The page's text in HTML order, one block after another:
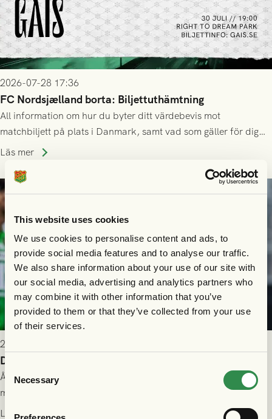
This website uses cookies
We use cookies to personalise content and ads, to
provide social media features and to analyse our traffic.
We also share information about your use of our site with
our social media, advertising and analytics partners who
may combine it with other information that you’ve
provided to them or that they’ve collected from your use
of their services.
Consent
Selection
Necessary
2026-07-28 17:36
FC Nordsjælland borta: Biljettuthämtning
All information om hur du byter ditt värdebevis mot
matchbiljett på plats i Danmark, samt vad som gäller för dig
som står på reservlista eller fått förhinder.
Läs mer
2026-07-26 21:00
Delad poäng mot Halmstads BK
Åter i Allsvenskan stod Halmstads BK för motståndet i en
match som vägde tungt till fördel för GAIS, men där poängen
delades efter dramatik på tilläggstid.
Läs mer